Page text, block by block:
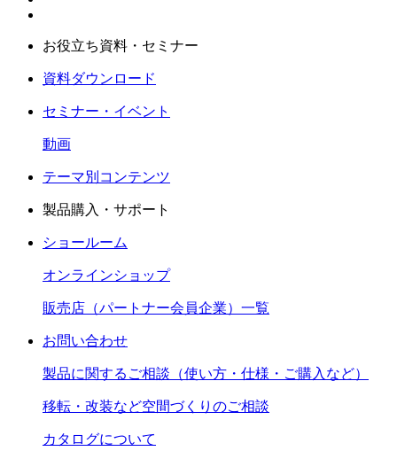
お役立ち資料・セミナー
資料ダウンロード
セミナー・イベント
動画
テーマ別コンテンツ
製品購入・サポート
ショールーム
オンラインショップ
販売店（パートナー会員企業）一覧
お問い合わせ
製品に関するご相談（使い方・仕様・ご購入など）
移転・改装など空間づくりのご相談
カタログについて